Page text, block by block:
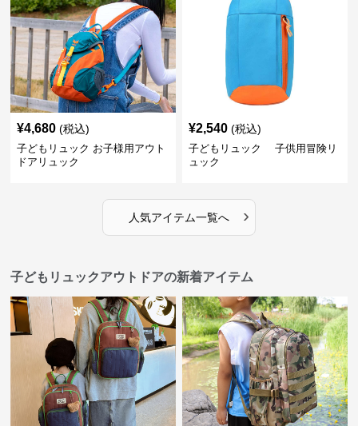
¥4,680 (税込)
子どもリュック お子様用アウト
ドアリュック
¥2,540 (税込)
子どもリュック 子供用冒険リ
ュック
人気アイテム一覧へ ›
子どもリュックアウトドアの新着アイテム